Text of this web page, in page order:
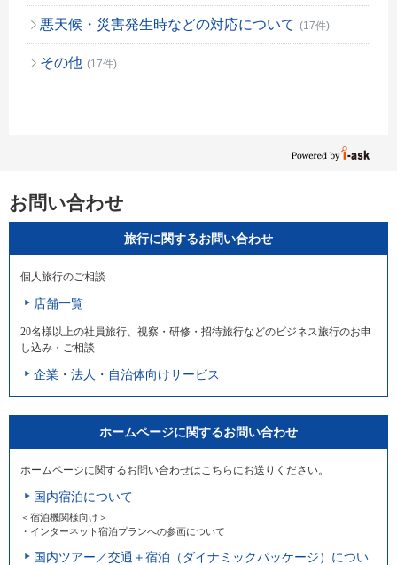
悪天候・災害発生時などの対応について (17件)
その他 (17件)
お問い合わせ
旅行に関するお問い合わせ
個人旅行のご相談
店舗一覧
20名様以上の社員旅行、視察・研修・招待旅行などのビジネス旅行のお申
し込み・ご相談
企業・法人・自治体向けサービス
ホームページに関するお問い合わせ
ホームページに関するお問い合わせはこちらにお送りください。
国内宿泊について
＜宿泊機関様向け＞
・インターネット宿泊プランへの参画について
国内ツアー／交通＋宿泊（ダイナミックパッケージ）につい